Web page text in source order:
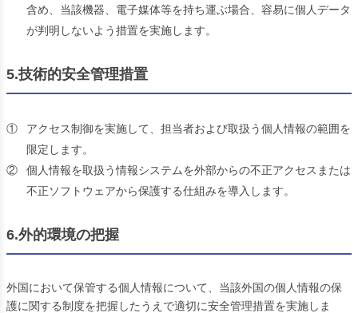
含め、当該機器、電子媒体等を持ち運ぶ場合、容易に個人データ
が判明しないよう措置を実施します。
5.技術的安全管理措置
①
アクセス制御を実施して、担当者および取扱う個人情報の範囲を
限定します。
②
個人情報を取扱う情報システムを外部からの不正アクセスまたは
不正ソフトウェアから保護する仕組みを導入します。
6.外的環境の把握
外国において保管する個人情報について、当該外国の個人情報の保
護に関する制度を把握したうえで適切に安全管理措置を実施しま